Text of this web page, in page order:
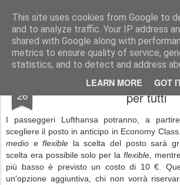
This site uses cookies from Google to
and to analyze traffic. Your IP address
shared with Google along with
metrics to ensure quality of service,
statistics, and to detect and address
LEARN MORE GOT
Simple Crs Blog Curiosità e notizie dal mondo
Pages
26
Lufthansa: possibilità di
per tutti
I passeggeri Lufthansa potranno, a
scegliere il posto in anticipo in Economy
medio eflexible la scelta del posto sarà
scelta era possibile solo per la flexible,
più basso è previsto un costo di 10 €.
un'opzione aggiuntiva, chi non vorrà